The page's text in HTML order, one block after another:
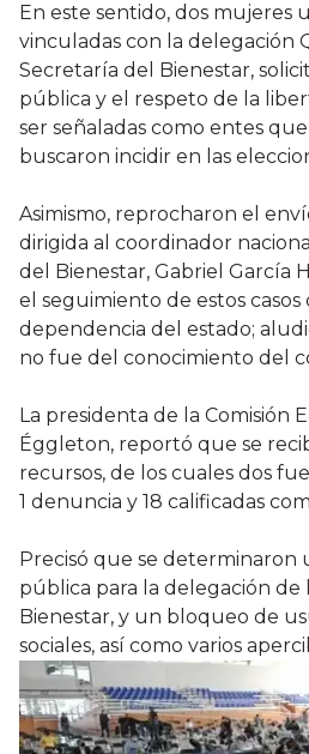
En este sentido, dos mujeres
vinculadas con la delegación
Secretaría del Bienestar,
pública y el respeto de la
ser señaladas como entes
buscaron incidir en las
Asimismo, reprocharon el
dirigida al coordinador
del Bienestar, Gabriel García
el seguimiento de estos
dependencia del estado;
no fue del conocimiento del
La presidenta de la Comisión
Éggleton, reportó que se
recursos, de los cuales dos
1 denuncia y 18 calificadas
Precisó que se determinaron
pública para la delegación de
Bienestar, y un bloqueo de
sociales, así como varios